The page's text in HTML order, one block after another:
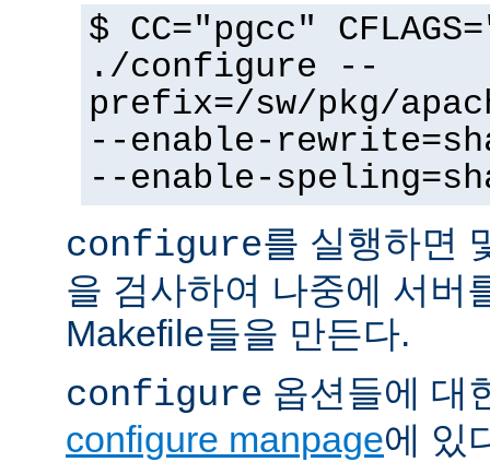
$ CC="pgcc"
./configure --
prefix=/sw/pkg/
--enable-
--enable-
configure를 실행하면
을 검사하여 나중에 서버
Makefile들을 만든다.
configure 옵션들에 대
configure manpage에 있